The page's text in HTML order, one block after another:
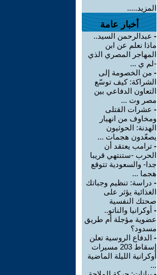
المزيد.....
أخبار عامة
- عبدالرحمن السيد..
ماذا نعلم عن ابن
المهاجر المصري الذي
-لم ي ...
- من الخصومة إلى
الشراكة: كيف توسّع
التعاون الدفاعي بين
مصر وت ...
- عشرات القتلى
ومخاوف من انهيار
الهدنة: الحوثيون
يصعّدون هجمات ...
- ترامب يعتقد أن
الحرب -ستنتهي قريبا
جدا- والسعودية تتوقع
هجما ...
- دراسة: تنظيم وجباتك
الغذائية يؤثر على
صحتك النفسية
- أوكرانيا والناتو..
عضوية مؤجلة أم طريق
مسدود؟
- الدفاع الروسية تعلن
إسقاط 203 مسيرات
أوكرانية الليلة الماضية
...